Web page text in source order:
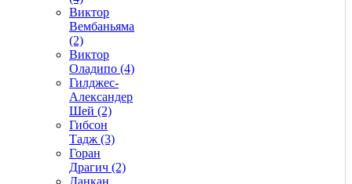
Виктор
Вембаньяма
(2)
Виктор
Оладипо (4)
Гилджес-
Александер
Шей (2)
Гибсон
Тадж (3)
Горан
Драгич (2)
Данкан